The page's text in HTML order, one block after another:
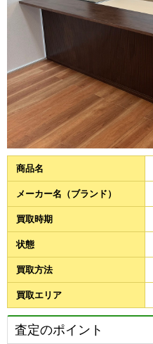
商品名
メーカー名（ブランド）
買取時期
状態
買取方法
買取エリア
査定のポイント